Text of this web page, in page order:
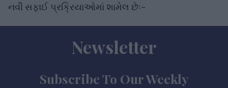
નવી સફાઈ પ્રક્રિયાઓમાં શામેલ છેઃ-
Newsletter
Subscribe To Our Weekly